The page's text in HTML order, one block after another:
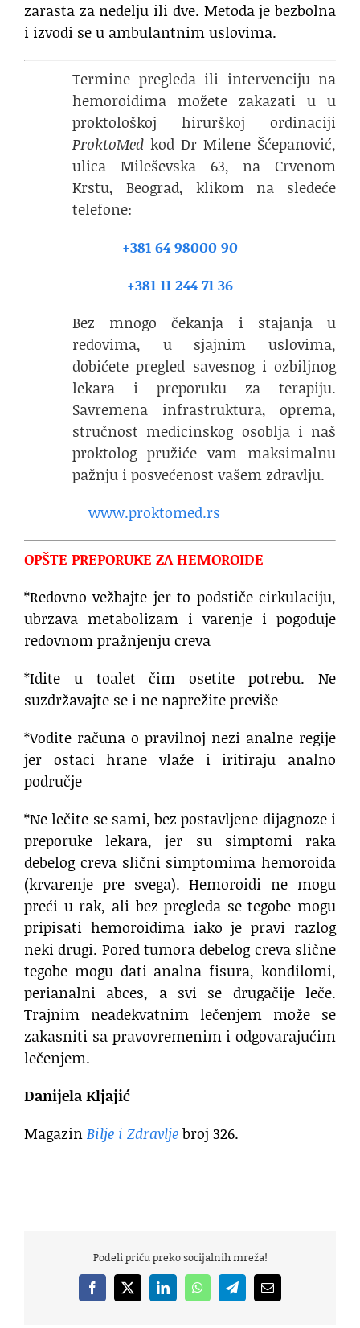
zarasta za nedelju ili dve. Metoda je bezbolna
i izvodi se u ambulantnim uslovima.
Termine pregleda ili intervenciju na
hemoroidima možete zakazati u u
proktološkoj hirurškoj ordinaciji
ProktoMed kod Dr Milene Šćepanović,
ulica Mileševska 63, na Crvenom
Krstu, Beograd, klikom na sledeće
telefone:
+381 64 98000 90
+381 11 244 71 36
Bez mnogo čekanja i stajanja u
redovima, u sjajnim uslovima,
dobićete pregled savesnog i ozbiljnog
lekara i preporuku za terapiju.
Savremena infrastruktura, oprema,
stručnost medicinskog osoblja i naš
proktolog pružiće vam maksimalnu
pažnju i posvećenost vašem zdravlju.
www.proktomed.rs
OPŠTE PREPORUKE ZA HEMOROIDE
*Redovno vežbajte jer to podstiče cirkulaciju,
ubrzava metabolizam i varenje i pogoduje
redovnom pražnjenju creva
*Idite u toalet čim osetite potrebu. Ne
suzdržavajte se i ne naprežite previše
*Vodite računa o pravilnoj nezi analne regije
jer ostaci hrane vlaže i iritiraju analno
područje
*Ne lečite se sami, bez postavljene dijagnoze i
preporuke lekara, jer su simptomi raka
debelog creva slični simptomima hemoroida
(krvarenje pre svega). Hemoroidi ne mogu
preći u rak, ali bez pregleda se tegobe mogu
pripisati hemoroidima iako je pravi razlog
neki drugi. Pored tumora debelog creva slične
tegobe mogu dati analna fisura, kondilomi,
perianalni abces, a svi se drugačije leče.
Trajnim neadekvatnim lečenjem može se
zakasniti sa pravovremenim i odgovarajućim
lečenjem.
Danijela Kljajić
MagazinBilje i Zdravljebroj 326.
Podeli priču preko socijalnih mreža!
Facebook
X LinkedInWhatsAppTelegramEmail